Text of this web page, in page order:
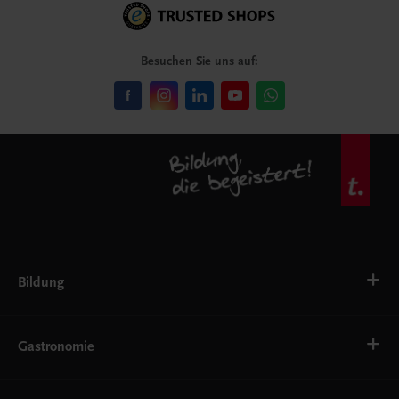
Besuchen Sie uns auf:
Bildung
Ernährung
Gastronomie